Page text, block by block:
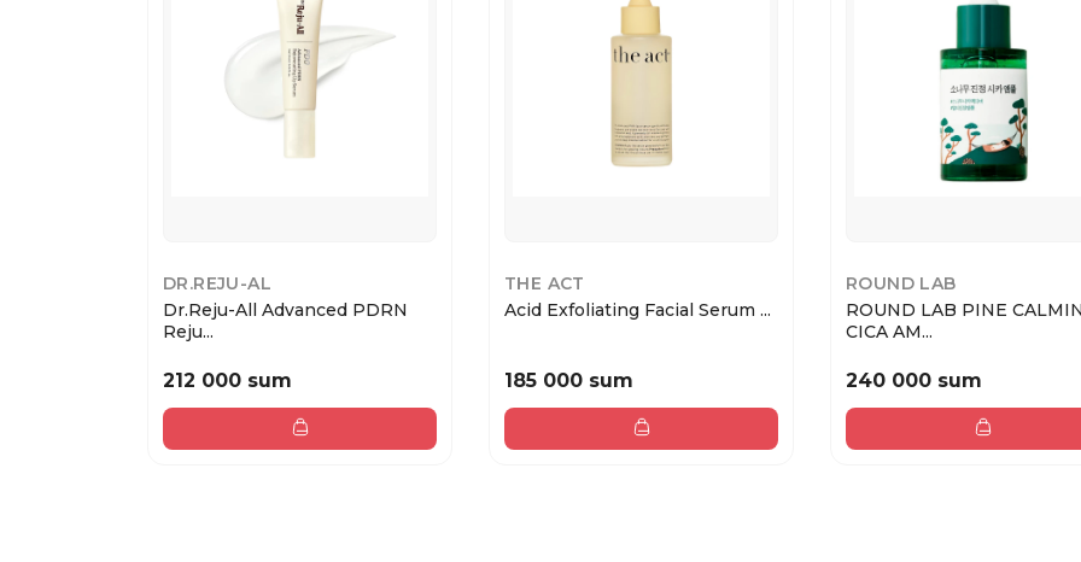
DR.REJU-AL
Dr.Reju-All Advanced PDRN
Reju...
212 000 sum
THE ACT
Acid Exfoliating Facial Serum ...
185 000 sum
ROUND LAB
ROUND LAB PINE
CICA AM...
240 000 sum